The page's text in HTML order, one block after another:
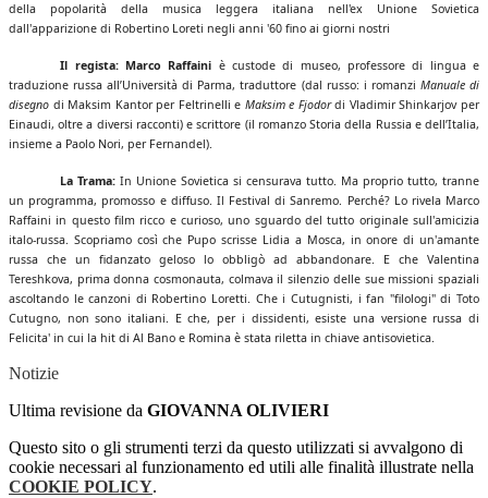
della popolarità della musica leggera italiana nell'ex Unione Sovietica
dall'apparizione di Robertino Loreti negli anni '60 fino ai giorni nostri
Il regista: Marco Raffaini è custode di museo, professore di lingua e
traduzione russa all’Università di Parma, traduttore (dal russo: i romanzi Manuale di
disegno di Maksim Kantor per Feltrinelli e Maksim e Fjodor di Vladimir Shinkarjov per
Einaudi, oltre a diversi racconti) e scrittore (il romanzo Storia della Russia e dell’Italia,
insieme a Paolo Nori, per Fernandel).
La Trama: In Unione Sovietica si censurava tutto. Ma proprio tutto, tranne
un programma, promosso e diffuso. Il Festival di Sanremo. Perché? Lo rivela Marco
Raffaini in questo film ricco e curioso, uno sguardo del tutto originale sull'amicizia
italo-russa. Scopriamo così che Pupo scrisse Lidia a Mosca, in onore di un'amante
russa che un fidanzato geloso lo obbligò ad abbandonare. E che Valentina
Tereshkova, prima donna cosmonauta, colmava il silenzio delle sue missioni spaziali
ascoltando le canzoni di Robertino Loretti. Che i Cutugnisti, i fan "filologi" di Toto
Cutugno, non sono italiani. E che, per i dissidenti, esiste una versione russa di
Felicita' in cui la hit di Al Bano e Romina è stata riletta in chiave antisovietica.
Notizie
Ultima revisione da GIOVANNA OLIVIERI
Questo sito o gli strumenti terzi da questo utilizzati si avvalgono di
cookie necessari al funzionamento ed utili alle finalità illustrate nella
COOKIE POLICY.